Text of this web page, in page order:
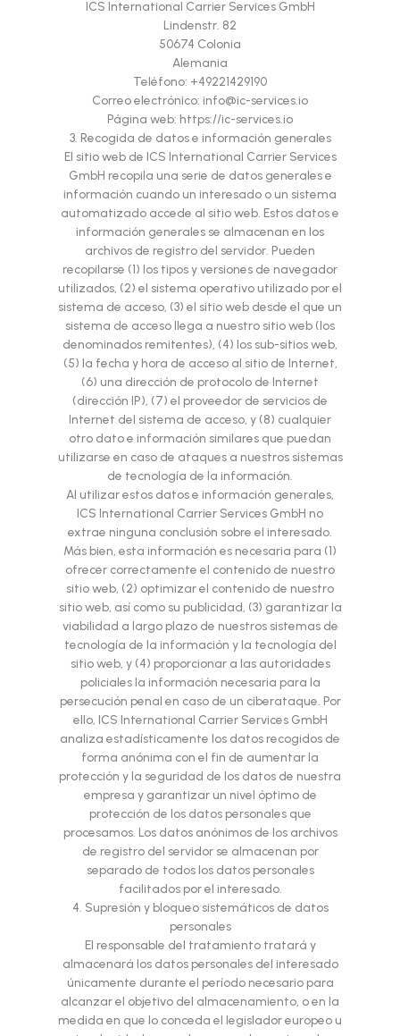
ICS International Carrier Services GmbH
Lindenstr. 82
50674 Colonia
Alemania
Teléfono: +49221429190
Correo electrónico: info@ic-services.io
Página web: https://ic-services.io
3. Recogida de datos e información generales
El sitio web de ICS International Carrier Services
GmbH recopila una serie de datos generales e
información cuando un interesado o un sistema
automatizado accede al sitio web. Estos datos e
información generales se almacenan en los
archivos de registro del servidor. Pueden
recopilarse (1) los tipos y versiones de navegador
utilizados, (2) el sistema operativo utilizado por el
sistema de acceso, (3) el sitio web desde el que un
sistema de acceso llega a nuestro sitio web (los
denominados remitentes), (4) los sub-sitios web,
(5) la fecha y hora de acceso al sitio de Internet,
(6) una dirección de protocolo de Internet
(dirección IP), (7) el proveedor de servicios de
Internet del sistema de acceso, y (8) cualquier
otro dato e información similares que puedan
utilizarse en caso de ataques a nuestros sistemas
de tecnología de la información.
Al utilizar estos datos e información generales,
ICS International Carrier Services GmbH no
extrae ninguna conclusión sobre el interesado.
Más bien, esta información es necesaria para (1)
ofrecer correctamente el contenido de nuestro
sitio web, (2) optimizar el contenido de nuestro
sitio web, así como su publicidad, (3) garantizar la
viabilidad a largo plazo de nuestros sistemas de
tecnología de la información y la tecnología del
sitio web, y (4) proporcionar a las autoridades
policiales la información necesaria para la
persecución penal en caso de un ciberataque. Por
ello, ICS International Carrier Services GmbH
analiza estadísticamente los datos recogidos de
forma anónima con el fin de aumentar la
protección y la seguridad de los datos de nuestra
empresa y garantizar un nivel óptimo de
protección de los datos personales que
procesamos. Los datos anónimos de los archivos
de registro del servidor se almacenan por
separado de todos los datos personales
facilitados por el interesado.
4. Supresión y bloqueo sistemáticos de datos
personales
El responsable del tratamiento tratará y
almacenará los datos personales del interesado
únicamente durante el período necesario para
alcanzar el objetivo del almacenamiento, o en la
medida en que lo conceda el legislador europeo u